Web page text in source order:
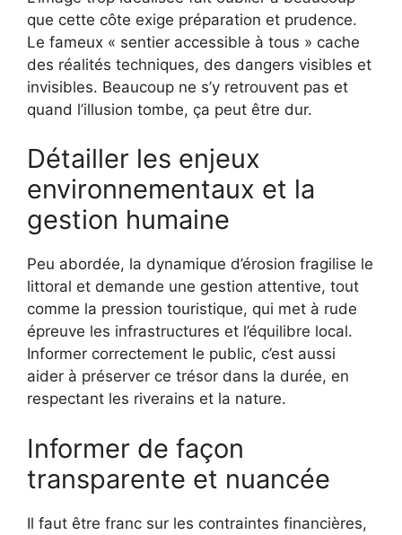
que cette côte exige préparation et prudence.
Le fameux « sentier accessible à tous » cache
des réalités techniques, des dangers visibles et
invisibles. Beaucoup ne s’y retrouvent pas et
quand l’illusion tombe, ça peut être dur.
Détailler les enjeux
environnementaux et la
gestion humaine
Peu abordée, la dynamique d’érosion fragilise le
littoral et demande une gestion attentive, tout
comme la pression touristique, qui met à rude
épreuve les infrastructures et l’équilibre local.
Informer correctement le public, c’est aussi
aider à préserver ce trésor dans la durée, en
respectant les riverains et la nature.
Informer de façon
transparente et nuancée
Il faut être franc sur les contraintes financières,